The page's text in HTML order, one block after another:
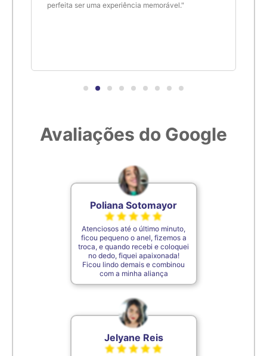
6,5cm
7cm 30
7,2cm
perfeita ser uma experiência memorável."
Avaliações do Google
Poliana Sotomayor
Atenciosos até o último minuto,
ficou pequeno o anel, fizemos a
troca, e quando recebi e coloquei
no dedo, fiquei apaixonada!
Ficou lindo demais e combinou
com a minha aliança
Jelyane Reis